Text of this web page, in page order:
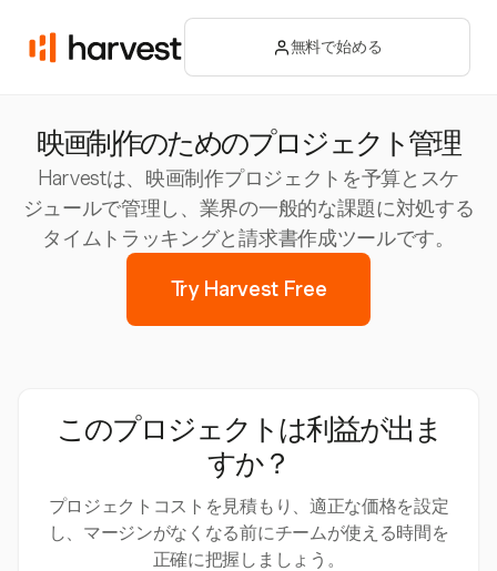
無料で始める
映画制作のためのプロジェクト管理
Harvestは、映画制作プロジェクトを予算とスケ
ジュールで管理し、業界の一般的な課題に対処する
タイムトラッキングと請求書作成ツールです。
Try Harvest Free
このプロジェクトは利益が出ま
すか？
プロジェクトコストを見積もり、適正な価格を設定
し、マージンがなくなる前にチームが使える時間を
正確に把握しましょう。